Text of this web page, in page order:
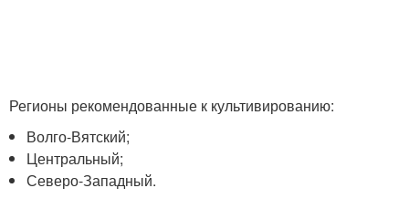
Регионы рекомендованные к культивированию:
Волго-Вятский;
Центральный;
Северо-Западный.